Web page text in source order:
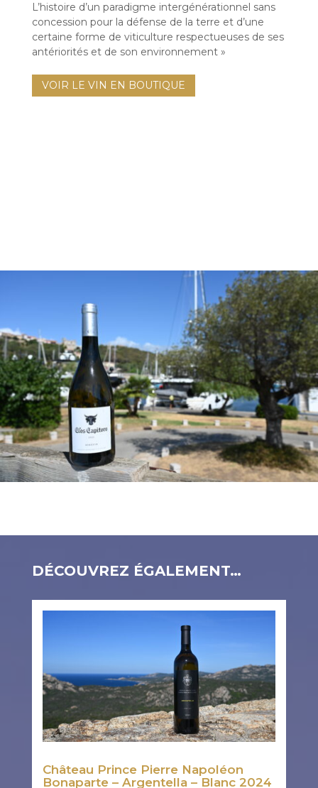
L’histoire d’un paradigme intergénérationnel sans
concession pour la défense de la terre et d’une
certaine forme de viticulture respectueuses de ses
antériorités et de son environnement »
VOIR LE VIN EN BOUTIQUE
DÉCOUVREZ ÉGALEMENT…
Château Prince Pierre Napoléon
Bonaparte – Argentella – Blanc 2024